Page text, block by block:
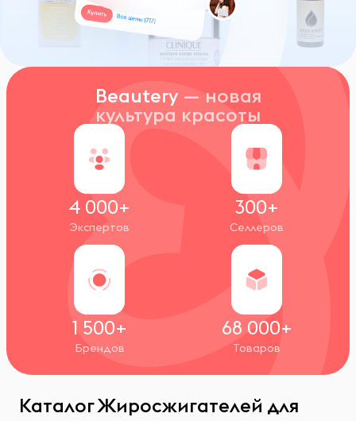
Beautery — новая
культура красоты
4 000+
Экспертов
300+
Селлеров
1 500+
Брендов
68 000+
Товаров
Каталог Жиросжигателей для